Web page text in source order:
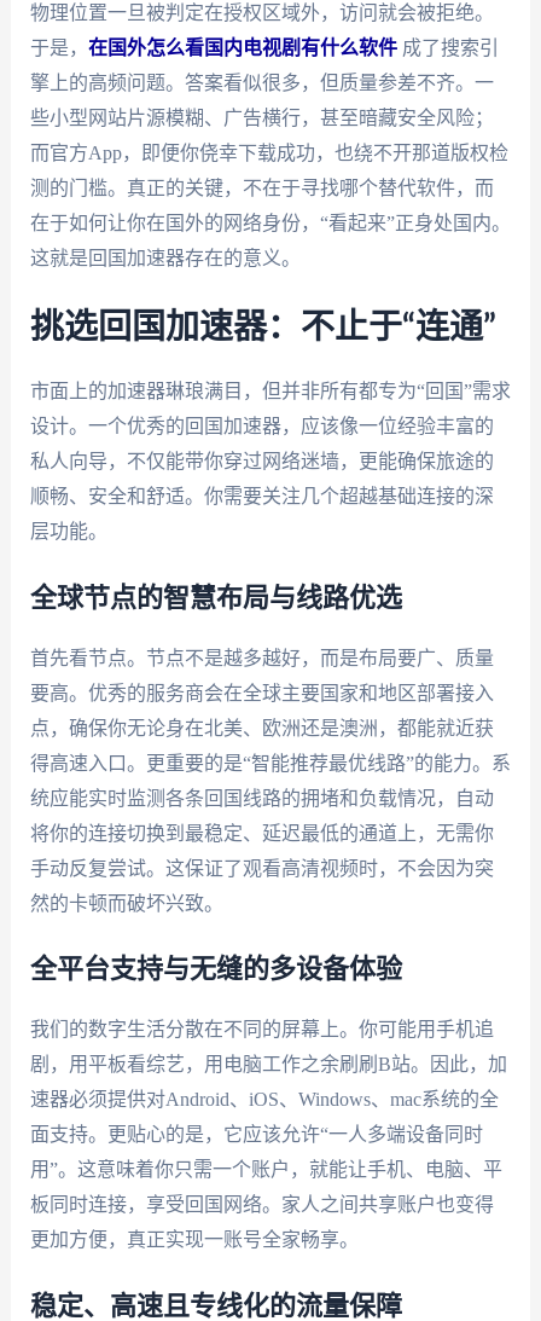
物理位置一旦被判定在授权区域外，访问就会被拒绝。
于是， 在国外怎么看国内电视剧有什么软件成了搜索引
擎上的高频问题。答案看似很多，但质量参差不齐。一
些小型网站片源模糊、广告横行，甚至暗藏安全风险；
而官方App，即便你侥幸下载成功，也绕不开那道版权检
测的门槛。真正的关键，不在于寻找哪个替代软件，而
在于如何让你在国外的网络身份，“看起来”正身处国内。
这就是回国加速器存在的意义。
挑选回国加速器：不止于“连通”
市面上的加速器琳琅满目，但并非所有都专为“回国”需求
设计。一个优秀的回国加速器，应该像一位经验丰富的
私人向导，不仅能带你穿过网络迷墙，更能确保旅途的
顺畅、安全和舒适。你需要关注几个超越基础连接的深
层功能。
全球节点的智慧布局与线路优选
首先看节点。节点不是越多越好，而是布局要广、质量
要高。优秀的服务商会在全球主要国家和地区部署接入
点，确保你无论身在北美、欧洲还是澳洲，都能就近获
得高速入口。更重要的是“智能推荐最优线路”的能力。系
统应能实时监测各条回国线路的拥堵和负载情况，自动
将你的连接切换到最稳定、延迟最低的通道上，无需你
手动反复尝试。这保证了观看高清视频时，不会因为突
然的卡顿而破坏兴致。
全平台支持与无缝的多设备体验
我们的数字生活分散在不同的屏幕上。你可能用手机追
剧，用平板看综艺，用电脑工作之余刷刷B站。因此，加
速器必须提供对Android、iOS、Windows、mac系统的全
面支持。更贴心的是，它应该允许“一人多端设备同时
用”。这意味着你只需一个账户，就能让手机、电脑、平
板同时连接，享受回国网络。家人之间共享账户也变得
更加方便，真正实现一账号全家畅享。
稳定、高速且专线化的流量保障